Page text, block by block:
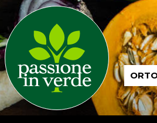
Passione
in